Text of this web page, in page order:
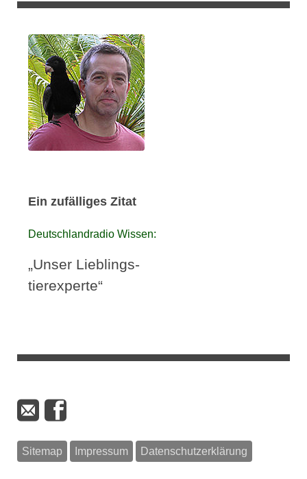
Ein zufälliges Zitat
Deutschlandradio Wissen:
„Unser Lieblings-
tierexperte“
Sitemap Impressum Datenschutzerklärung